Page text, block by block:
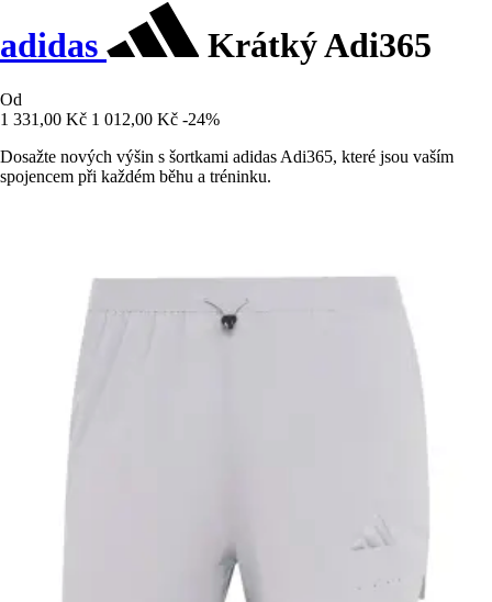
adidas Krátký Adi365
Od
1 331,00 Kč 1 012,00 Kč -24%
Dosažte nových výšin s šortkami adidas Adi365, které jsou vaším
spojencem při každém běhu a tréninku.